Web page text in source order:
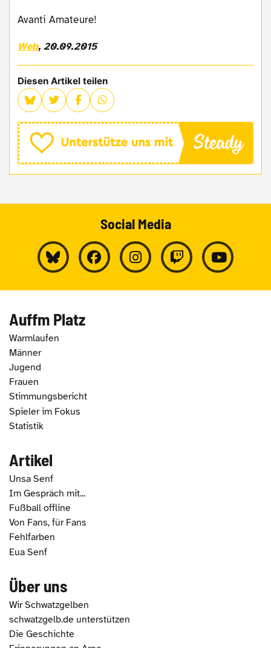
Avanti Amateure!
Web, 20.09.2015
Diesen Artikel teilen
Social Media
Auffm Platz
Warmlaufen
Männer
Jugend
Frauen
Stimmungsbericht
Spieler im Fokus
Statistik
Artikel
Unsa Senf
Im Gespräch mit...
Fußball offline
Von Fans, für Fans
Fehlfarben
Eua Senf
Über uns
Wir Schwatzgelben
schwatzgelb.de unterstützen
Die Geschichte